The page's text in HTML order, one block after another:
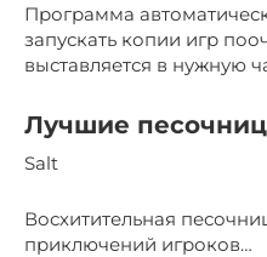
Программа
запускать копии игр
выставляется в нужную
Лучшие
Salt
Восхитительная
приключений игроков…